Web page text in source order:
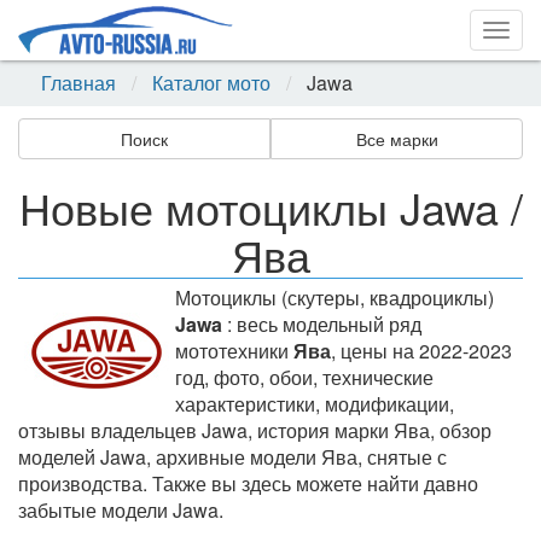
Главная
Каталог мото Jawa
Поиск Все марки
Новые мотоциклы Jawa /
Ява
Мотоциклы (скутеры, квадроциклы)
Jawa : весь модельный ряд
мототехники Ява, цены на 2022-2023
год, фото, обои, технические
характеристики, модификации,
отзывы владельцев Jawa, история марки Ява, обзор
моделей Jawa, архивные модели Ява, снятые с
производства. Также вы здесь можете найти давно
забытые модели Jawa.